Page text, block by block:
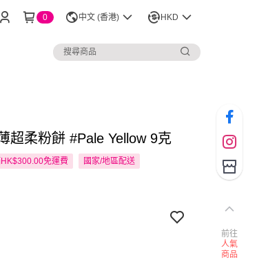
0 中文 (香港) HKD
超柔粉餅 #Pale Yellow 9克
免運費 國家/地區配送
前往
人氣
商品